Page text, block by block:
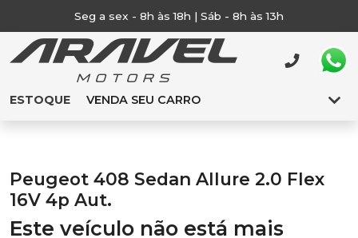
Seg a sex - 8h às 18h | Sáb - 8h às 13h
ESTOQUE VENDA SEU CARRO
Peugeot 408 Sedan Allure 2.0 Flex
16V 4p Aut.
Este veículo não está mais